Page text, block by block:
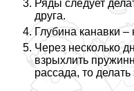
Ряды следует
друга.
Глубина канавки
Через несколько
взрыхлить
рассада, то